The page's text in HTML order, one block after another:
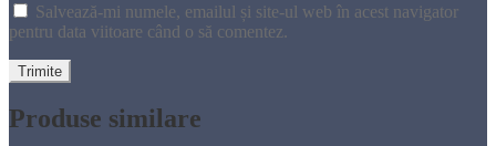
Salvează-mi numele, emailul și site-ul web în acest navigator
pentru data viitoare când o să comentez.
Produse similare